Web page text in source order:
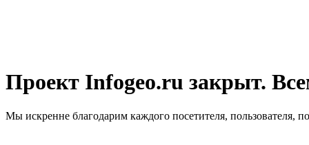
Проект Infogeo.ru закрыт.
Мы искренне благодарим каждого посетителя, пользователя,